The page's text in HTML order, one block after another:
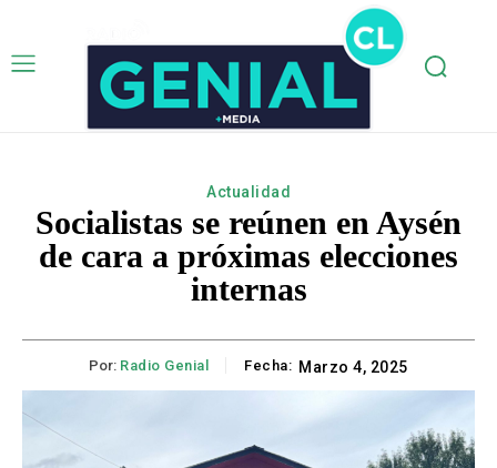
Actualidad
Socialistas se reúnen en Aysén
de cara a próximas elecciones
internas
Por: Radio Genial Fecha: Marzo 4, 2025